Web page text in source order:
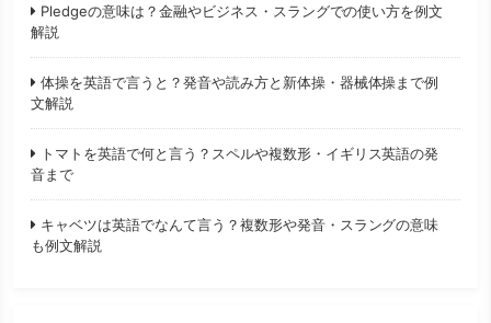
Pledgeの意味は？金融やビジネス・スラングでの使い方を例文
解説
体操を英語で言うと？発音や読み方と新体操・器械体操まで例
文解説
トマトを英語で何と言う？スペルや複数形・イギリス英語の発
音まで
キャベツは英語でなんて言う？複数形や発音・スラングの意味
も例文解説